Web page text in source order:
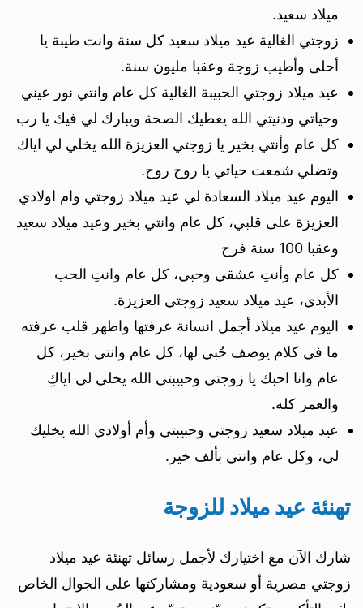
ميلاد سعيد.
زوجتي الغالية عيد ميلاد سعيد كل سنة وانت طيبة يا
أحلى وأطيب زوجة وعقبا مليون سنة.
عيد ميلاد زوجتي الحبيبة الغالية كل عام وانتي نور عيني
وحياتي ودنيتي الله يعطيك الصحة ويبارك لي فيك يا رب
كل عام وأنتي بخير يا زوجتي العزيزة الله يخلي لي اياك
وتضلي شمعت حياتي يا روح روح.
اليوم عيد ميلاد السعادة لي عيد ميلاد زوجتي وام اولادي
العزيزة على قلبي، كل عام وانتي بخير وعيد ميلاد سعيد
وعقبا 100 سنة فرح
كل عام وأنتِ عشقي وحبي، كل عام وانتِ الحب
الأبدي، عيد ميلاد سعيد زوجتي العزيزة.
اليوم عيد ميلاد أجمل انسانة عرفتها واطهر قلب عرفته
ما في كلام يوصف حُبي لها، كل عام وانتي بخير، كل
عام وانا احبك يا زوجتي وحبيبتي الله يخلي لي اياكِ
والعمر كله.
عيد ميلاد سعيد زوجتي وحبيبتي وأم أولادي الله يخليك
لي، وكل عام وانتي بألف خير.
تهنئة عيد ميلاد للزوجة
شارك الآن مع اختيارك لأجمل رسائل تهنئة عيد ميلاد
زوجتي مصرية أو سعودية ومشاركتها على الجوال الخاص